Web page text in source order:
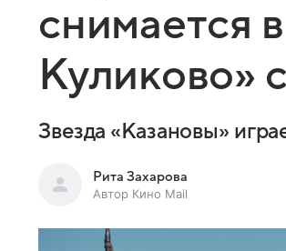
снимается
Куликово»
Звезда «Казановы»
Рита Захарова
Автор Кино Mail